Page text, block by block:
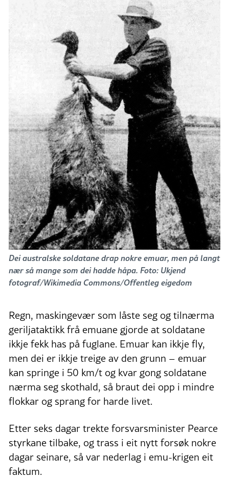
Dei australske soldatane drap nokre emuar, men på langt
nær så mange som dei hadde håpa. Foto: Ukjend
fotograf/Wikimedia Commons/Offentleg eigedom
Regn, maskingevær som låste seg og tilnærma
geriljataktikk frå emuane gjorde at soldatane
ikkje fekk has på fuglane. Emuar kan ikkje fly,
men dei er ikkje treige av den grunn – emuar
kan springe i 50 km/t og kvar gong soldatane
nærma seg skothald, så braut dei opp i mindre
flokkar og sprang for harde livet.
Etter seks dagar trekte forsvarsminister Pearce
styrkane tilbake, og trass i eit nytt forsøk nokre
dagar seinare, så var nederlag i emu-krigen eit
faktum.